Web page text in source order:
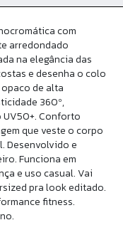
com
arredondado
na elegância das
e desenha o colo
de alta
360º,
Conforto
que veste o corpo
Desenvolvido e
Funciona em
e uso casual. Vai
pra look editado.
fitness.